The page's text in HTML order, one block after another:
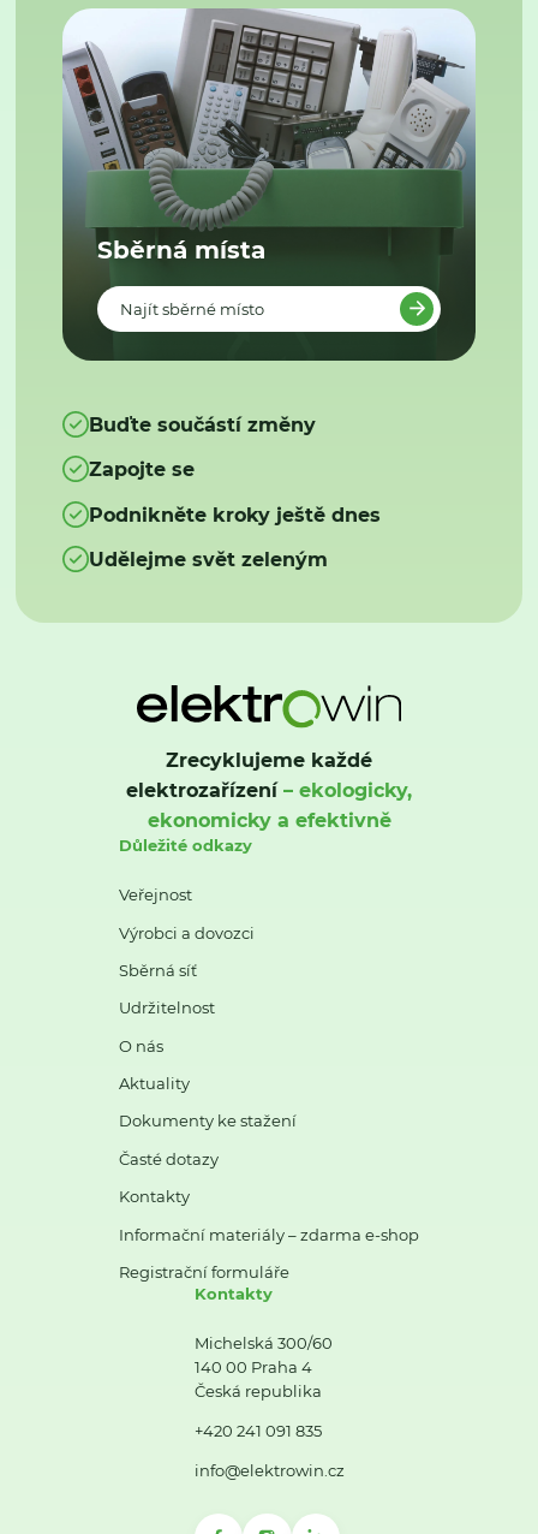
Sběrná místa
Najít sběrné místo
Buďte součástí změny
Zapojte se
Podnikněte kroky ještě dnes
Udělejme svět zeleným
Zrecyklujeme každé
elektrozařízení– ekologicky,
ekonomicky a efektivně
Důležité odkazy
Veřejnost
Výrobci a dovozci
Sběrná síť
Udržitelnost
O nás
Aktuality
Dokumenty ke stažení
Časté dotazy
Kontakty
Informační materiály – zdarma e-shop
Registrační formuláře
Kontakty
Michelská 300/60
140 00 Praha 4
Česká republika
+420 241 091 835
info@elektrowin.cz